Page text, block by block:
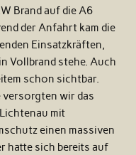
Brand auf die A6
der Anfahrt kam die
Einsatzkräften,
Vollbrand stehe. Auch
schon sichtbar.
versorgten wir das
mit
einen massiven
hatte sich bereits auf